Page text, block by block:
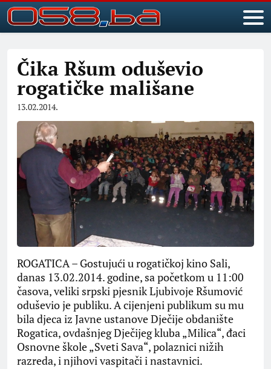
Čika Ršum oduševio
rogatičke mališane
13.02.2014.
ROGATICA – Gostujući u rogatičkoj kino Sali,
danas 13.02.2014. godine, sa početkom u 11:00
časova, veliki srpski pjesnik Ljubivoje Ršumović
oduševio je publiku. A cijenjeni publikum su mu
bila djeca iz Javne ustanove Dječije obdanište
Rogatica, ovdašnjeg Dječijeg kluba „Milica“, đaci
Osnovne škole „Sveti Sava“, polaznici nižih
razreda, i njihovi vaspitači i nastavnici.